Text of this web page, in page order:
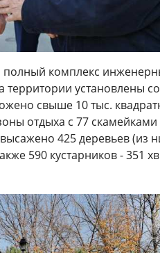
полный комплекс
территории установлены
свыше 10 тыс.
отдыха с 77
425 деревьев (из
590 кустарников - 351